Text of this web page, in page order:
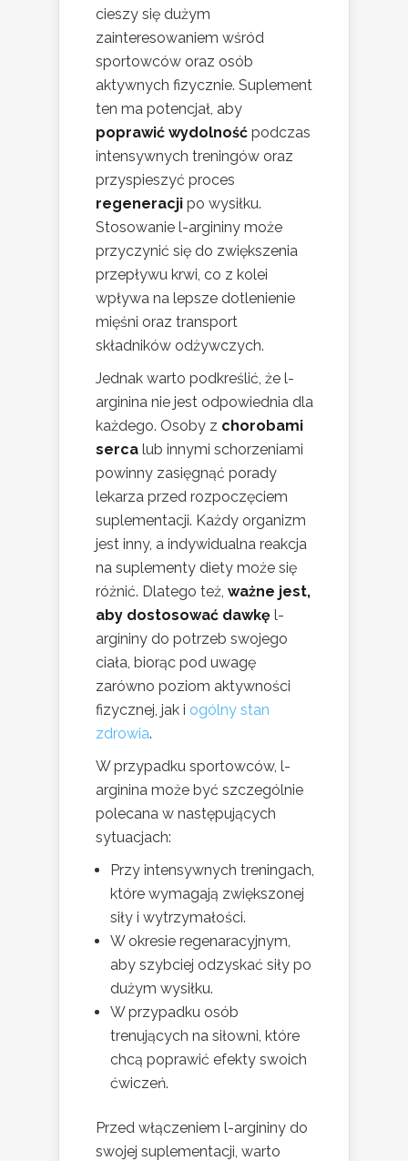
cieszy się dużym
zainteresowaniem wśród
sportowców oraz osób
aktywnych fizycznie. Suplement
ten ma potencjał, aby
poprawić wydolność podczas
intensywnych treningów oraz
przyspieszyć proces
regeneracji po wysiłku.
Stosowanie l-argininy może
przyczynić się do zwiększenia
przepływu krwi, co z kolei
wpływa na lepsze dotlenienie
mięśni oraz transport
składników odżywczych.
Jednak warto podkreślić, że l-
arginina nie jest odpowiednia dla
każdego. Osoby z chorobami
serca lub innymi schorzeniami
powinny zasięgnąć porady
lekarza przed rozpoczęciem
suplementacji. Każdy organizm
jest inny, a indywidualna reakcja
na suplementy diety może się
różnić. Dlatego też, ważne jest,
aby dostosować dawkę l-
argininy do potrzeb swojego
ciała, biorąc pod uwagę
zarówno poziom aktywności
fizycznej, jak i ogólny stan
zdrowia.
W przypadku sportowców, l-
arginina może być szczególnie
polecana w następujących
sytuacjach:
Przy intensywnych treningach,
które wymagają zwiększonej
siły i wytrzymałości.
W okresie regenaracyjnym,
aby szybciej odzyskać siły po
dużym wysiłku.
W przypadku osób
trenujących na siłowni, które
chcą poprawić efekty swoich
ćwiczeń.
Przed włączeniem l-argininy do
swojej suplementacji, warto